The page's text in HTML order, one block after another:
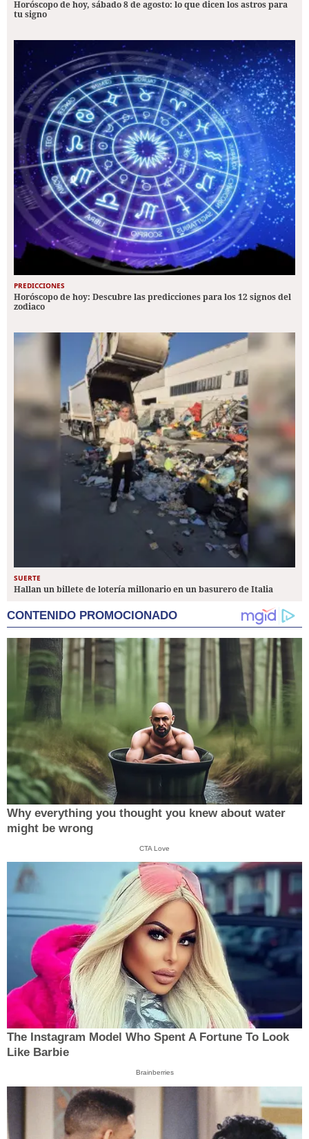
Horóscopo de hoy, sábado 8 de agosto: lo que dicen los astros para
tu signo
PREDICCIONES
Horóscopo de hoy: Descubre las predicciones para los 12 signos del
zodiaco
SUERTE
Hallan un billete de lotería millonario en un basurero de Italia
CONTENIDO PROMOCIONADO
Why everything you thought you knew about water
might be wrong
CTA Love
The Instagram Model Who Spent A Fortune To Look
Like Barbie
Brainberries